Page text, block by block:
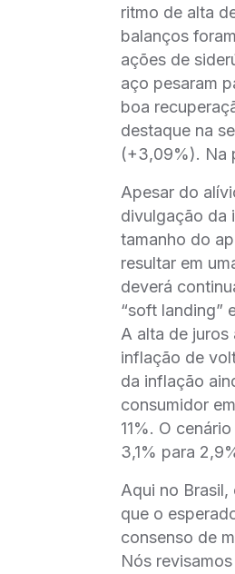
ritmo de alta
balanços
ações de
aço pesaram
boa
destaque na
(+3,09%). Na
Apesar do
divulgação da
tamanho do
resultar em
deverá
“soft landing”
A alta de
inflação de
da inflação
consumidor
11%. O
3,1% para
Aqui no
que o
consenso de
Nós